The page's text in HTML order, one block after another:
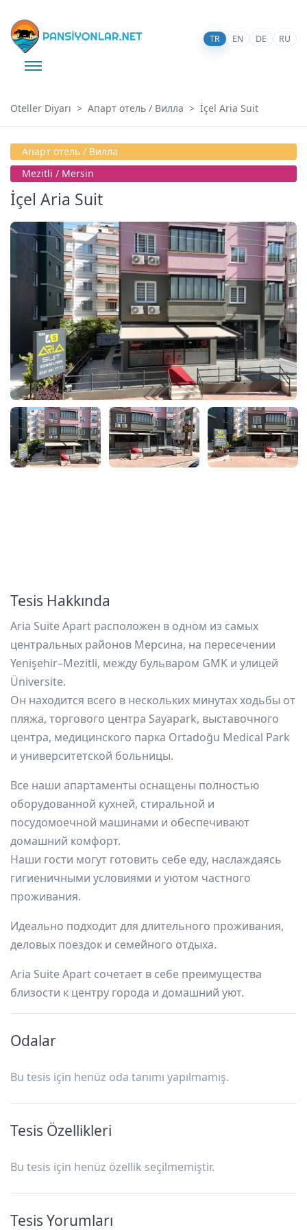
TR EN DE RU
Oteller Diyarı Апарт отель / Вилла İçel Aria Suit
Апарт отель / Вилла
Mezi̇tli̇ / Mersin
İçel Aria Suit
Tesis Hakkında
Aria Suite Apart расположен в одном из самых
центральных районов Мерсина, на пересечении
Yenişehir–Mezitli, между бульваром GMK и улицей
Üniversite.
Он находится всего в нескольких минутах ходьбы от
пляжа, торгового центра Sayapark, выставочного
центра, медицинского парка Ortadoğu Medical Park
и университетской больницы.
Все наши апартаменты оснащены полностью
оборудованной кухней, стиральной и
посудомоечной машинами и обеспечивают
домашний комфорт.
Наши гости могут готовить себе еду, наслаждаясь
гигиеничными условиями и уютом частного
проживания.
Идеально подходит для длительного проживания,
деловых поездок и семейного отдыха.
Aria Suite Apart сочетает в себе преимущества
близости к центру города и домашний уют.
Odalar
Bu tesis için henüz oda tanımı yapılmamış.
Tesis Özellikleri
Bu tesis için henüz özellik seçilmemiştir.
Tesis Yorumları